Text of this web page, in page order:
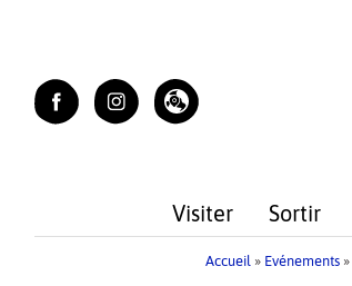
Visiter Sortir
Accueil » Evénements»